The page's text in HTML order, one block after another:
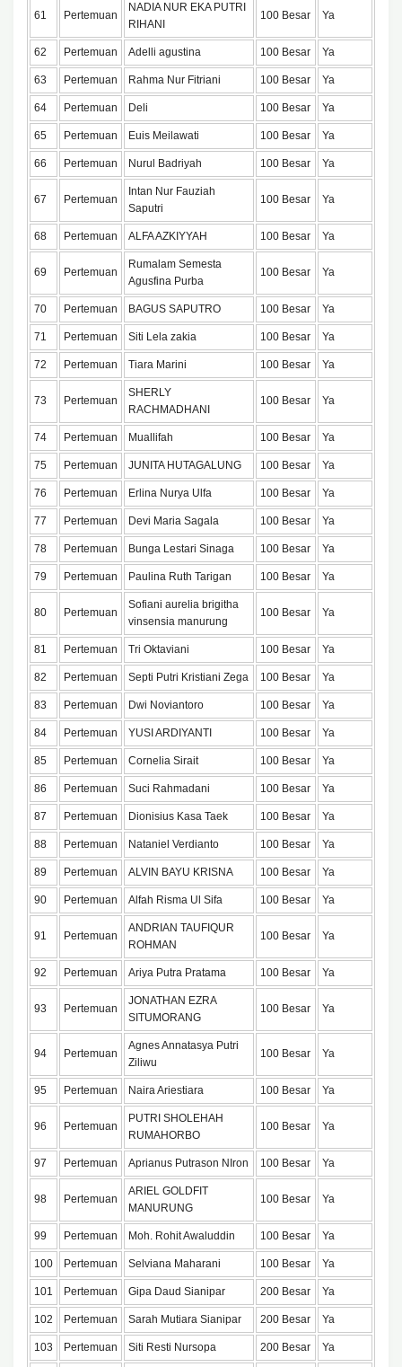
61 Pertemuan
NADIA NUR EKA PUTRI
RIHANI
100 Besar Ya
62 Pertemuan Adelli agustina 100 Besar Ya
63 Pertemuan Rahma Nur Fitriani 100 Besar Ya
64 Pertemuan Deli 100 Besar Ya
65 Pertemuan Euis Meilawati 100 Besar Ya
66 Pertemuan Nurul Badriyah 100 Besar Ya
67 Pertemuan
Intan Nur Fauziah
Saputri
100 Besar Ya
68 Pertemuan ALFA AZKIYYAH 100 Besar Ya
69 Pertemuan
Rumalam Semesta
Agusfina Purba
100 Besar Ya
70 Pertemuan BAGUS SAPUTRO 100 Besar Ya
71 Pertemuan Siti Lela zakia 100 Besar Ya
72 Pertemuan Tiara Marini 100 Besar Ya
73 Pertemuan
SHERLY
RACHMADHANI
100 Besar Ya
74 Pertemuan Muallifah 100 Besar Ya
75 Pertemuan JUNITA HUTAGALUNG 100 Besar Ya
76 Pertemuan Erlina Nurya Ulfa 100 Besar Ya
77 Pertemuan Devi Maria Sagala 100 Besar Ya
78 Pertemuan Bunga Lestari Sinaga 100 Besar Ya
79 Pertemuan Paulina Ruth Tarigan 100 Besar Ya
80 Pertemuan
Sofiani aurelia brigitha
vinsensia manurung
100 Besar Ya
81 Pertemuan Tri Oktaviani 100 Besar Ya
82 Pertemuan Septi Putri Kristiani Zega 100 Besar Ya
83 Pertemuan Dwi Noviantoro 100 Besar Ya
84 Pertemuan YUSI ARDIYANTI 100 Besar Ya
85 Pertemuan Cornelia Sirait 100 Besar Ya
86 Pertemuan Suci Rahmadani 100 Besar Ya
87 Pertemuan Dionisius Kasa Taek 100 Besar Ya
88 Pertemuan Nataniel Verdianto 100 Besar Ya
89 Pertemuan ALVIN BAYU KRISNA 100 Besar Ya
90 Pertemuan Alfah Risma Ul Sifa 100 Besar Ya
91 Pertemuan
ANDRIAN TAUFIQUR
ROHMAN
100 Besar Ya
92 Pertemuan Ariya Putra Pratama 100 Besar Ya
93 Pertemuan
JONATHAN EZRA
SITUMORANG
100 Besar Ya
94 Pertemuan
Agnes Annatasya Putri
Ziliwu
100 Besar Ya
95 Pertemuan Naira Ariestiara 100 Besar Ya
96 Pertemuan
PUTRI SHOLEHAH
RUMAHORBO
100 Besar Ya
97 Pertemuan Aprianus Putrason NIron 100 Besar Ya
98 Pertemuan
ARIEL GOLDFIT
MANURUNG
100 Besar Ya
99 Pertemuan Moh. Rohit Awaluddin 100 Besar Ya
100 Pertemuan Selviana Maharani 100 Besar Ya
101 Pertemuan Gipa Daud Sianipar 200 Besar Ya
102 Pertemuan Sarah Mutiara Sianipar 200 Besar Ya
103 Pertemuan Siti Resti Nursopa 200 Besar Ya